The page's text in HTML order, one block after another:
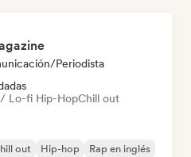
Periodista
Lo-fi Hip-HopChill out
out Hip-hop
Rap en inglés